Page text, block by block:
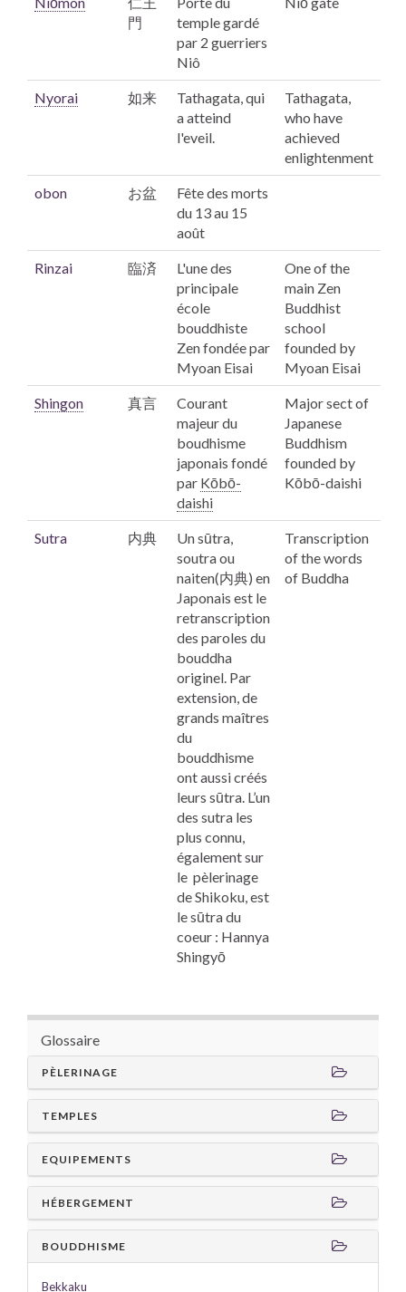
門
temple gardé
par 2 guerriers
Niô
Nyorai 如来
Tathagata, qui
a atteind
l'eveil.
Tathagata,
who have
achieved
enlightenment
obon お盆
Fête des morts
du 13 au 15
août
Rinzai 臨済
L'une des
principale
école
bouddhiste
Zen fondée par
Myoan Eisai
One of the
main Zen
Buddhist
school
founded by
Myoan Eisai
Shingon 真言
Courant
majeur du
boudhisme
japonais fondé
par Kōbō-
daishi
Major sect of
Japanese
Buddhism
founded by
Kōbō-daishi
Sutra 内典 Unsūtra,
soutra ou
naiten(内典) en
Japonais est le
retranscription
des paroles du
bouddha
originel. Par
extension, de
grands maîtres
du
bouddhisme
ont aussi créés
leurs sūtra. L’un
des sutra les
plus connu,
également sur
le pèlerinage
deShikoku,est
le sūtra du
coeur : Hannya
Shingyō
Transcription
of the words
of Buddha
Glossaire
PÈLERINAGE
TEMPLES
EQUIPEMENTS
HÉBERGEMENT
BOUDDHISME
Bekkaku